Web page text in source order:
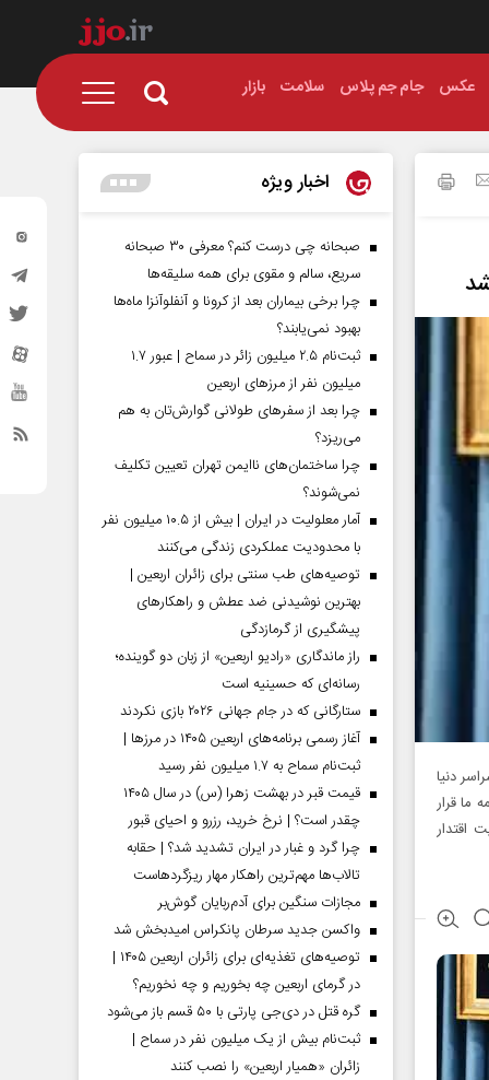
عکس جام جم پلاس سلامت بازار
دنیا
قرار
اقتدار
اخبار ویژه
صبحانه چی درست کنم؟ معرفی ۳۰ صبحانه
سریع، سالم و مقوی برای همه سلیقه‌ها
چرا برخی بیماران بعد از کرونا و آنفلوآنزا ماه‌ها
بهبود نمی‌یابند؟
ثبت‌نام ۲.۵ میلیون زائر در سماح | عبور ۱.۷
میلیون نفر از مرز‌های اربعین
چرا بعد از سفرهای طولانی گوارش‌تان به هم
می‌ریزد؟
چرا ساختمان‌های ناایمن تهران تعیین تکلیف
نمی‌شوند؟
آمار معلولیت در ایران | بیش از ۱۰.۵ میلیون نفر
با محدودیت عملکردی زندگی می‌کنند
توصیه‌های طب سنتی برای زائران اربعین |
بهترین نوشیدنی ضد عطش و راهکارهای
پیشگیری از گرمازدگی
راز ماندگاری «رادیو اربعین» از زبان دو گوینده؛
رسانه‌ای که حسینیه است
ستارگانی که در جام جهانی ۲۰۲۶ بازی نکردند
آغاز رسمی برنامه‌های اربعین ۱۴۰۵ در مرز‌ها |
ثبت‌نام سماح به ۱.۷ میلیون نفر رسید
قیمت قبر در بهشت زهرا (س) در سال ۱۴۰۵
چقدر است؟ | نرخ خرید، رزرو و احیای قبور
چرا گرد و غبار در ایران تشدید شد؟ | حقابه
تالاب‌ها مهم‌ترین راهکار مهار ریزگردهاست
مجازات سنگین برای آدم‌ربایان گوش‌بر
واکسن جدید سرطان پانکراس امیدبخش شد
توصیه‌های تغذیه‌ای برای زائران اربعین ۱۴۰۵ |
در گرمای اربعین چه بخوریم و چه نخوریم؟
گره قتل در دی‌جی پارتی با ۵۰ قسم باز می‌شود
ثبت‌نام بیش از یک میلیون نفر در سماح |
زائران «همیار اربعین» را نصب کنند